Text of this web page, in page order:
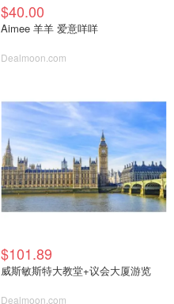
$40.00
Aimee 羊羊 爱意咩咩
Dealmoon.com
$101.89
威斯敏斯特大教堂+议会大厦游览
Dealmoon.com